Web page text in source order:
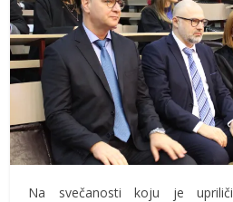
Na svečanosti koju je